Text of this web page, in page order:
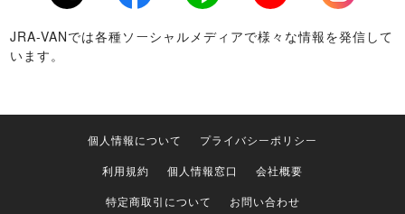
Twitter Facebook LINE Youtube
Instagram
JRA-VANでは各種ソーシャルメディアで様々な情報を発信して
います。
個人情報について
プライバシーポリシー
利用規約
個人情報窓口
会社概要
特定商取引について
お問い合わせ